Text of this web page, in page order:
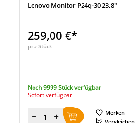
Lenovo Monitor P24q-30 23,8"
259,00 €*
pro Stück
Noch 9999 Stück verfügbar
Sofort verfügbar
Menge
Merken
Vergleichen